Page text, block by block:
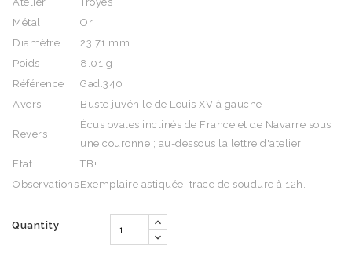
Métal
Or
Diamètre
23.71 mm
Poids
8.01 g
Référence
Gad.340
Avers
Buste juvénile de Louis XV à gauche
Revers
Écus ovales inclinés de France et de Navarre sous
une couronne ; au-dessous la lettre d'atelier.
Etat
TB+
Observations Exemplaire astiquée, trace de soudure à 12h.
Quantity